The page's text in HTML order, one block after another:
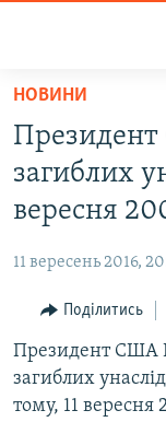
Перейти
основного
матеріалу
до
основної
навігації
Перейти
пошуку
ВОДА.КРИМ
ВІДЕО ТА ФОТО
БЛОГИ
ПОГЛЯД
ІНТЕРВ'Ю
ВСЕ ЗА ДЕНЬ
НОВИНИ
загиблих
вересня
11 вересень 2016,
Поділитись
Президент США
загиблих
тому, 11 вересня